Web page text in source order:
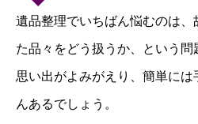
遺品整理でいちばん悩むのは、
た品々をどう扱うか、という
思い出がよみがえり、簡単には
んあるでしょう。